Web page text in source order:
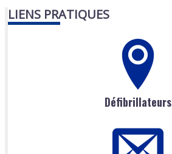
LIENS PRATIQUES
Défibrillateurs